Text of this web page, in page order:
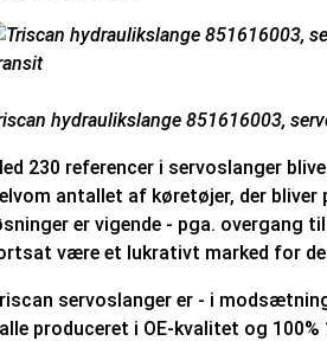
hydraulikslange 851616003,
230 referencer i servoslanger
antallet af køretøjer, der
er vigende - pga. overgang
være et lukrativt marked for
servoslanger er - i
produceret i OE-kvalitet og